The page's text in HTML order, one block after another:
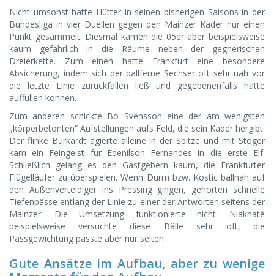
Nicht umsonst hatte Hütter in seinen bisherigen Saisons in der
Bundesliga in vier Duellen gegen den Mainzer Kader nur einen
Punkt gesammelt. Diesmal kamen die 05er aber beispielsweise
kaum gefährlich in die Räume neben der gegnerischen
Dreierkette. Zum einen hatte Frankfurt eine besondere
Absicherung, indem sich der ballferne Sechser oft sehr nah vor
die letzte Linie zurückfallen ließ und gegebenenfalls hätte
auffüllen können.
Zum anderen schickte Bo Svensson eine der am wenigsten
„körperbetonten“ Aufstellungen aufs Feld, die sein Kader hergibt:
Der flinke Burkardt agierte alleine in der Spitze und mit Stöger
kam ein Feingeist für Edenilson Fernandes in die erste Elf.
Schließlich gelang es den Gastgebern kaum, die Frankfurter
Flügelläufer zu überspielen. Wenn Durm bzw. Kostic ballnah auf
den Außenverteidiger ins Pressing gingen, gehörten schnelle
Tiefenpässe entlang der Linie zu einer der Antworten seitens der
Mainzer. Die Umsetzung funktionierte nicht: Niakhaté
beispielsweise versuchte diese Bälle sehr oft, die
Passgewichtung passte aber nur selten.
Gute Ansätze im Aufbau, aber zu wenige